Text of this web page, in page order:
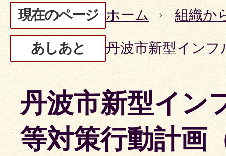
現在のページ ホーム 組織か
あしあと 丹波市新型インフ
丹波市新型イン
等対策行動計画